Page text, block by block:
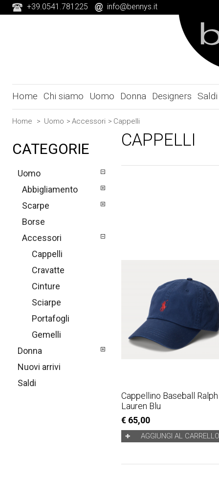
+39.0541.781225 info@bennys.it
Home Chi siamo Uomo Donna Designers Saldi
Home > Uomo > Accessori > Cappelli
CATEGORIE
Uomo
Abbigliamento
Scarpe
Borse
Accessori
Cappelli
Cravatte
Cinture
Sciarpe
Portafogli
Gemelli
Donna
Nuovi arrivi
Saldi
CAPPELLI
Cappellino Baseball Ralph
Lauren Blu
€ 65,00
AGGIUNGI AL CARRELLO